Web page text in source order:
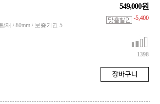
재 / 80mm / 보증기간 5
549,000원
-5,400
1398